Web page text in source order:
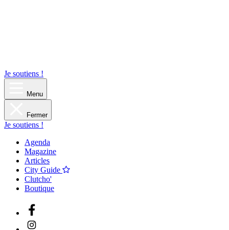
Je soutiens !
Menu
Fermer
Je soutiens !
Agenda
Magazine
Articles
City Guide
Clutcho'
Boutique